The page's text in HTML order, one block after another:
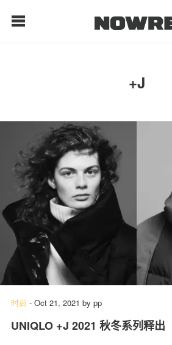
每日鲜榨
每日栏目
生 活
科 技
+J
时尚 - Oct 21, 2021 by pp
UNIQLO +J 2021 秋冬系列释出